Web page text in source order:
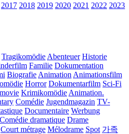
2017 2018 2019 2020 2021 2022 2023
Tragikomödie Abenteuer Historie
Familie Dokumentation
Biografie Animation Animationsfilm
Horror Dokumentarfilm Sci-Fi
Krimikomödie Animation.
Comédie Jugendmagazin TV-
Documentaire Werbung
Comédie dramatique Drame
Court métrage Mélodrame Spot 가족